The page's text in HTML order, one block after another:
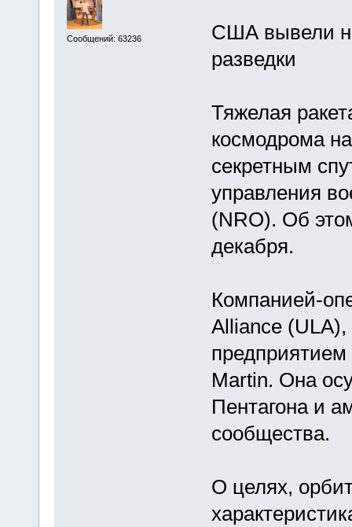
Сообщений: 63236
США вывели
разведки
Тяжелая
космодрома
секретным
управления
(NRO). Об
декабря.
Компанией-
Alliance (ULA),
Martin. Она
Пентагона и
сообщества.
О целях,